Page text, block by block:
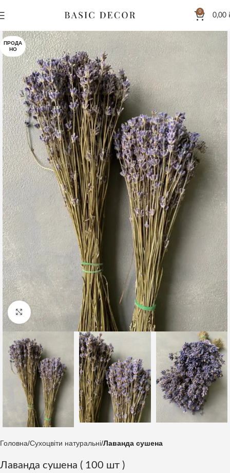
0
0,00
ПРОДА
НО
Клацніть, щоб збільшити
Головна Сухоцвіти натуральні Лаванда сушена
Лаванда сушена ( 100 шт )